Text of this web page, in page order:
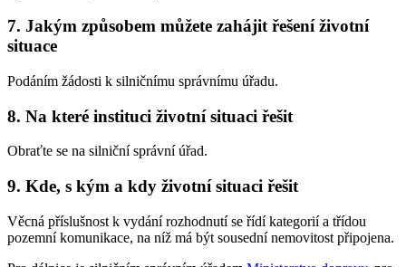
7. Jakým způsobem můžete zahájit řešení životní
situace
Podáním žádosti k silničnímu správnímu úřadu.
8. Na které instituci životní situaci řešit
Obraťte se na silniční správní úřad.
9. Kde, s kým a kdy životní situaci řešit
Věcná příslušnost k vydání rozhodnutí se řídí kategorií a třídou
pozemní komunikace, na níž má být sousední nemovitost připojena.